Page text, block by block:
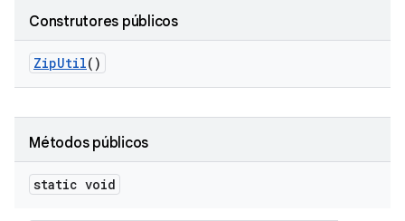
Construtores públicos
ZipUtil()
Métodos públicos
static void